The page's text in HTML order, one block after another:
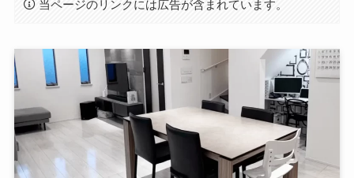
当ページのリンクには広告が含まれています。